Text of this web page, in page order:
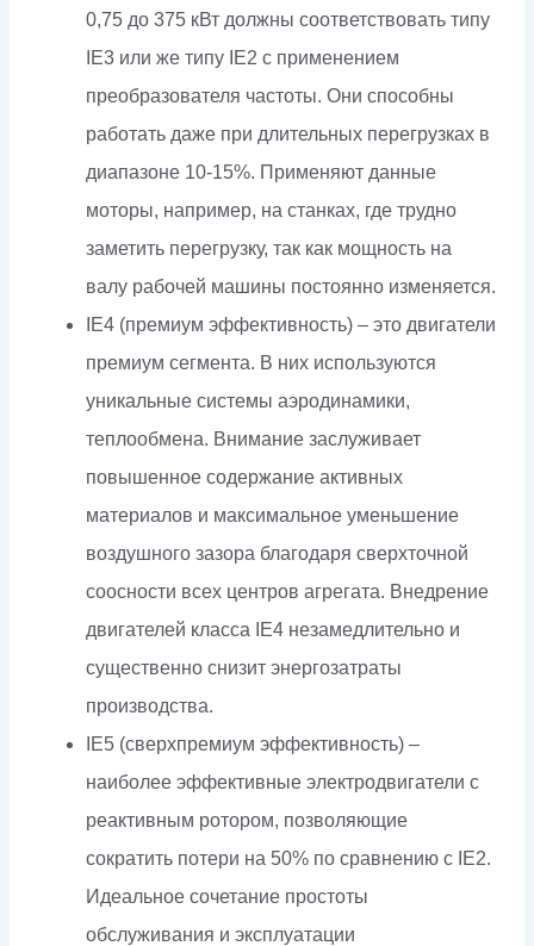
0,75 до 375 кВт должны соответствовать типу
IE3 или же типу IE2 с применением
преобразователя частоты. Они способны
работать даже при длительных перегрузках в
диапазоне 10-15%. Применяют данные
моторы, например, на станках, где трудно
заметить перегрузку, так как мощность на
валу рабочей машины постоянно изменяется.
IE4 (премиум эффективность) – это двигатели
премиум сегмента. В них используются
уникальные системы аэродинамики,
теплообмена. Внимание заслуживает
повышенное содержание активных
материалов и максимальное уменьшение
воздушного зазора благодаря сверхточной
соосности всех центров агрегата. Внедрение
двигателей класса IE4 незамедлительно и
существенно снизит энергозатраты
производства.
IE5 (сверхпремиум эффективность) –
наиболее эффективные электродвигатели с
реактивным ротором, позволяющие
сократить потери на 50% по сравнению с IE2.
Идеальное сочетание простоты
обслуживания и эксплуатации